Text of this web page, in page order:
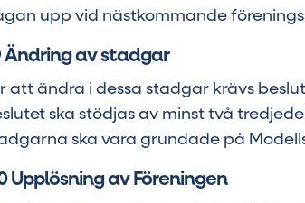
upp vid nästkommande
Ändring av stadgar
att ändra i dessa stadgar krävs
ska stödjas av minst två
ska vara grundade på
Upplösning av Föreningen